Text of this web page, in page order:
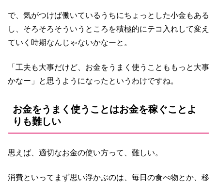
で、気がつけば働いているうちにちょっとした小金もある
し、そろそろそういうところを積極的にテコ入れして変え
ていく時期なんじゃないかなーと。
「工夫も大事だけど、お金をうまく使うことももっと大事
かなー」と思うようになったというわけですね。
お金をうまく使うことはお金を稼ぐことよ
りも難しい
思えば、適切なお金の使い方って、難しい。
消費といってまず思い浮かぶのは、毎日の食べ物とか、移